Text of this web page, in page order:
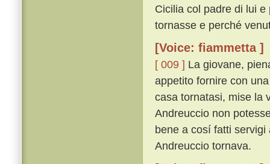
Cicilia col padre di lui
tornasse e perché
[Voice: fiammetta ]
[ 009 ] La giovane,
appetito fornire con
casa tornatasi, mise la
Andreuccio non
bene a cosí fatti
Andreuccio tornava.